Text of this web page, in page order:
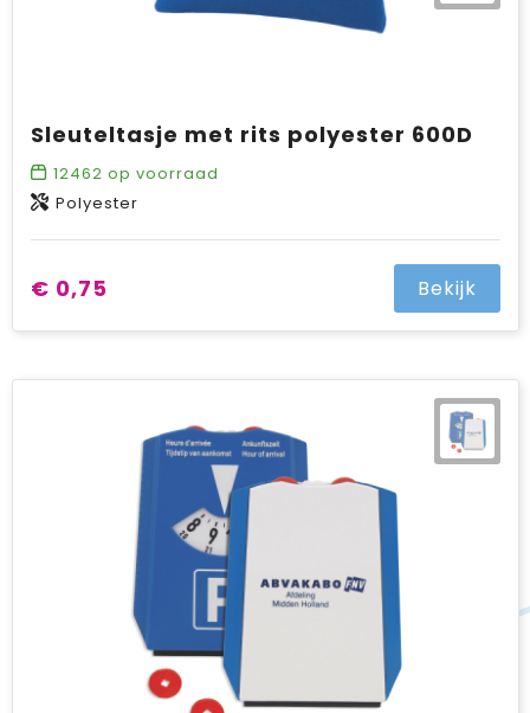
Sleuteltasje met rits polyester 600D
12462 op voorraad
Polyester
€ 0,75 Bekijk